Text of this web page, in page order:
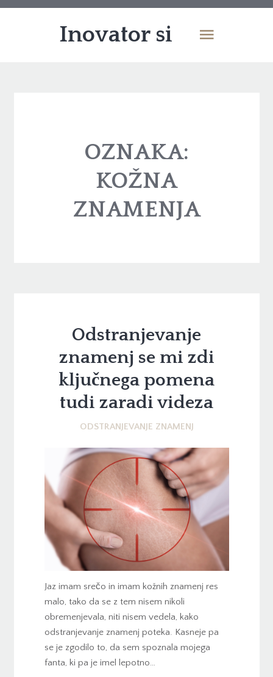
Inovator si
OZNAKA:
KOŽNA
ZNAMENJA
Odstranjevanje
znamenj se mi zdi
ključnega pomena
tudi zaradi videza
ODSTRANJEVANJE ZNAMENJ
Jaz imam srečo in imam kožnih znamenj res
malo, tako da se z tem nisem nikoli
obremenjevala, niti nisem vedela, kako
odstranjevanje znamenj poteka. Kasneje pa
se je zgodilo to, da sem spoznala mojega
fanta, ki pa je imel lepotno…